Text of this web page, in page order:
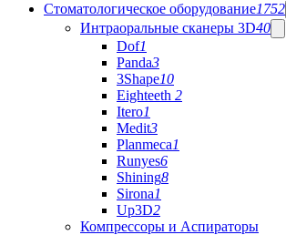
Стоматологическое оборудование1752
Интраоральные сканеры 3D40
Dof1
Panda3
3Shape10
Eighteeth 2
Itero1
Medit3
Planmeca1
Runyes6
Shining8
Sirona1
Up3D2
Компрессоры и Аспираторы